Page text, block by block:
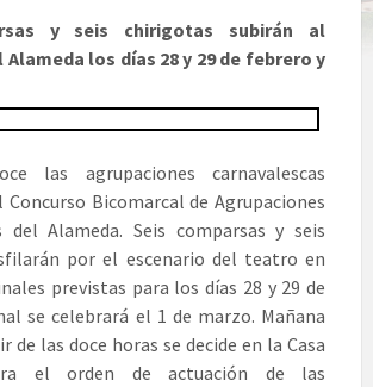
y seis chirigotas subirán al
los días 28 y 29 de febrero y
las agrupaciones carnavalescas
Bicomarcal de Agrupaciones
del Alameda. Seis comparsas y seis
por el escenario del teatro en
previstas para los días 28 y 29 de
se celebrará el 1 de marzo. Mañana
de las doce horas se decide en la Casa
el orden de actuación de las